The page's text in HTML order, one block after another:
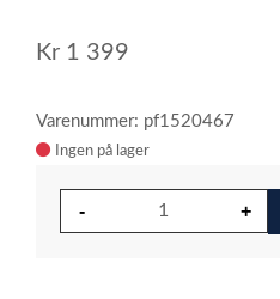
Kr 1 399
Varenummer: pf1520467
Ingen på lager